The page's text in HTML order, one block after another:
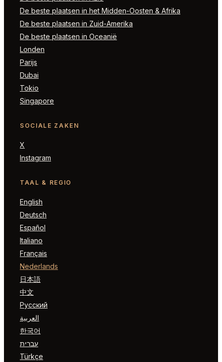
De beste plaatsen in het Midden-Oosten & Afrika
De beste plaatsen in Zuid-Amerika
De beste plaatsen in Oceanië
Londen
Parijs
Dubai
Tokio
Singapore
SOCIALE ZAKEN
X
Instagram
TAAL & REGIO
English
Deutsch
Español
Italiano
Français
Nederlands
日本語
中文
Русский
العربية
한국어
עברית
Türkçe